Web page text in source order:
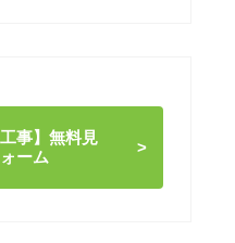
事】無料見
ーム